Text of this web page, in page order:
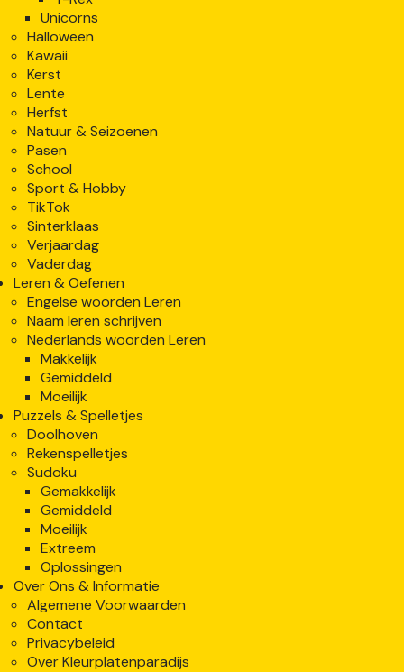
Unicorns
Halloween
Kawaii
Kerst
Lente
Herfst
Natuur & Seizoenen
Pasen
School
Sport & Hobby
TikTok
Sinterklaas
Verjaardag
Vaderdag
Leren & Oefenen
Engelse woorden Leren
Naam leren schrijven
Nederlands woorden Leren
Makkelijk
Gemiddeld
Moeilijk
Puzzels & Spelletjes
Doolhoven
Rekenspelletjes
Sudoku
Gemakkelijk
Gemiddeld
Moeilijk
Extreem
Oplossingen
Over Ons & Informatie
Algemene Voorwaarden
Contact
Privacybeleid
Over Kleurplatenparadijs